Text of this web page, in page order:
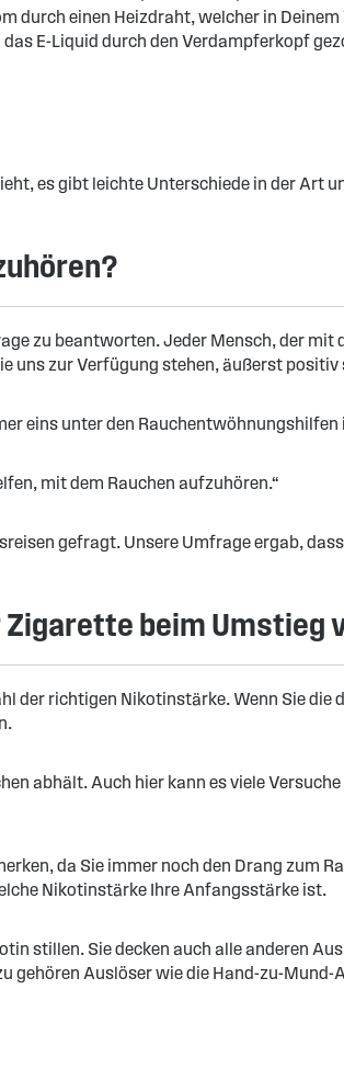
durch einen Heizdraht, welcher in
E-Liquid durch den Verdampferkopf
es gibt leichte Unterschiede in der Art
zu beantworten. Jeder Mensch, der
uns zur Verfügung stehen, äußerst positiv
eins unter den Rauchentwöhnungshilfen
mit dem Rauchen aufzuhören.“
gefragt. Unsere Umfrage ergab,
beim Umstieg
der richtigen Nikotinstärke. Wenn Sie
abhält. Auch hier kann es viele
da Sie immer noch den Drang zum
Nikotinstärke Ihre Anfangsstärke ist.
stillen. Sie decken auch alle anderen
Auslöser wie die Hand-zu-